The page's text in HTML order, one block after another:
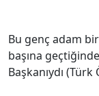
Bu genç adam
başına
Başkanıydı